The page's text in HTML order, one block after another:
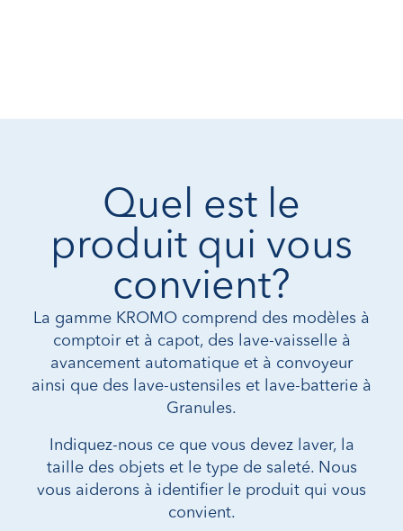
Quel est le
produit qui vous
convient?
La gamme KROMO comprend des modèles à
comptoir et à capot, des lave-vaisselle à
avancement automatique et à convoyeur
ainsi que des lave-ustensiles et lave-batterie à
Granules.
Indiquez-nous ce que vous devez laver, la
taille des objets et le type de saleté. Nous
vous aiderons à identifier le produit qui vous
convient.